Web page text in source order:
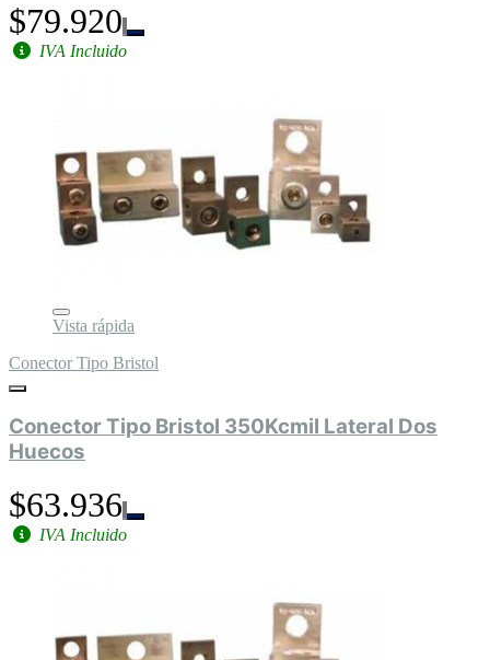
$79.920
IVA Incluido
Vista rápida
Conector Tipo Bristol
Conector Tipo Bristol 350Kcmil Lateral Dos
Huecos
$63.936
IVA Incluido